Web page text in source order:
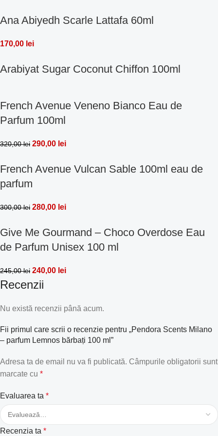
Ana Abiyedh Scarle Lattafa 60ml
170,00 lei
Arabiyat Sugar Coconut Chiffon 100ml
French Avenue Veneno Bianco Eau de
Parfum 100ml
320,00lei 290,00 lei
French Avenue Vulcan Sable 100ml eau de
parfum
300,00lei 280,00 lei
Give Me Gourmand – Choco Overdose Eau
de Parfum Unisex 100 ml
245,00lei 240,00 lei
Recenzii
Nu există recenzii până acum.
Fii primul care scrii o recenzie pentru „Pendora Scents Milano
– parfum Lemnos bărbați 100 ml”
Adresa ta de email nu va fi publicată. Câmpurile obligatorii sunt
marcate cu *
Evaluarea ta *
Recenzia ta *